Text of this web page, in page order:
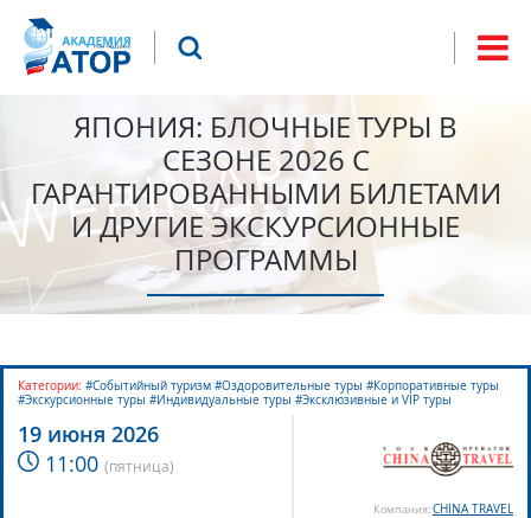
поиска
Что будем искать?
ЯПОНИЯ: БЛОЧНЫЕ ТУРЫ В
СЕЗОНЕ 2026 С
ГАРАНТИРОВАННЫМИ БИЛЕТАМИ
И ДРУГИЕ ЭКСКУРСИОННЫЕ
ПРОГРАММЫ
19 июня 2026
11:00 (пятница)
Компания:CHINA TRAVEL
Категории: #Событийный туризм #Оздоровительные туры #Корпоративные туры
#Экскурсионные туры #Индивидуальные туры #Эксклюзивные и VIP туры